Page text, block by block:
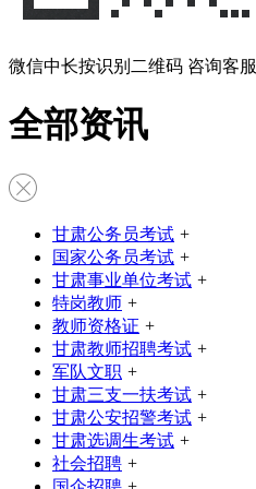
微信中长按识别二维码 咨询客服
全部资讯
甘肃公务员考试 +
国家公务员考试 +
甘肃事业单位考试 +
特岗教师 +
教师资格证 +
甘肃教师招聘考试 +
军队文职 +
甘肃三支一扶考试 +
甘肃公安招警考试 +
甘肃选调生考试 +
社会招聘 +